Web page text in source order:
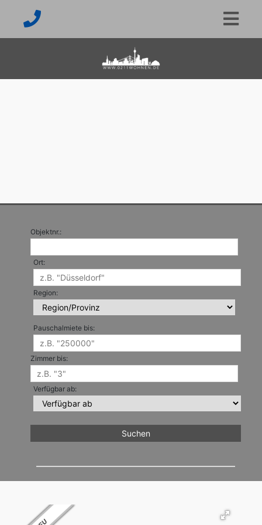
Objektnr.:
Ort:
Region:
Pauschalmiete bis:
Zimmer bis:
Verfügbar ab: